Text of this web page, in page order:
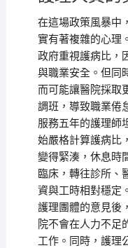
在這場政策風暴中
實有著複雜的心理
政府重視護病比，
與職業安全。但同
而可能讓醫院採取
調班，導致職業倦
服務五年的護理師
始嚴格計算護病比
變得緊湊，休息時
臨床，轉往診所、
資與工時相對穩定
護理團體的意見後
院不會在人力不足
工作。同時，護理